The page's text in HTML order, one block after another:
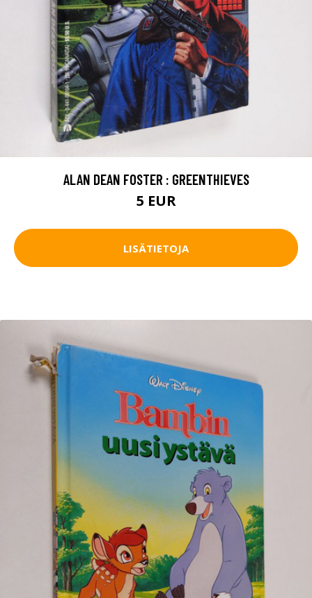
ALAN DEAN FOSTER : GREENTHIEVES
5 EUR
LISÄTIETOJA